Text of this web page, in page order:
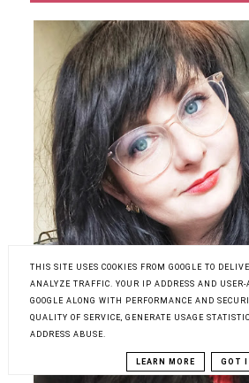
THIS SITE USES COOKIES FROM GOOGLE TO
ANALYZE TRAFFIC. YOUR IP ADDRESS AND
GOOGLE ALONG WITH PERFORMANCE AND
QUALITY OF SERVICE, GENERATE USAGE
ADDRESS ABUSE.
LEARN MORE GOT